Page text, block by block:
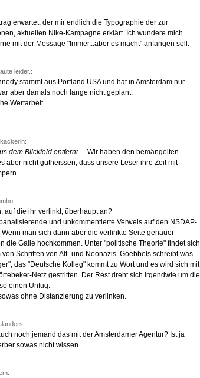
erwartet, der mir endlich die Typographie der zur
aktuellen Nike-Kampagne erklärt. Ich wundere mich
mit der Message "Immer...aber es macht" anfangen soll.
leider.:
stammt aus Portland USA und hat in Amsterdam nur
aber damals noch lange nicht geplant.
Wertarbeit...
dem Blickfeld entfernt. – Wir haben den bemängelten
aber nicht gutheissen, dass unsere Leser ihre Zeit mit
auf die ihr verlinkt, überhaupt an?
und unkommentierte Verweis auf den NSDAP-
man sich dann aber die verlinkte Seite genauer
die Galle hochkommen. Unter "politische Theorie" findet sich
Schriften von Alt- und Neonazis. Goebbels schreibt was
das "Deutsche Kolleg" kommt zu Wort und es wird sich mit
Netz gestritten. Der Rest dreht sich irgendwie um die
einen Unfug.
ohne Distanzierung zu verlinken.
noch jemand das mit der Amsterdamer Agentur? Ist ja
sowas nicht wissen...